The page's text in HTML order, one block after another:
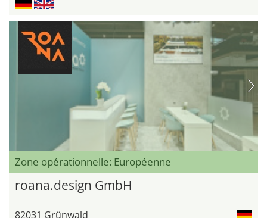
Zone opérationnelle: Européenne
roana.design GmbH
82031 Grünwald